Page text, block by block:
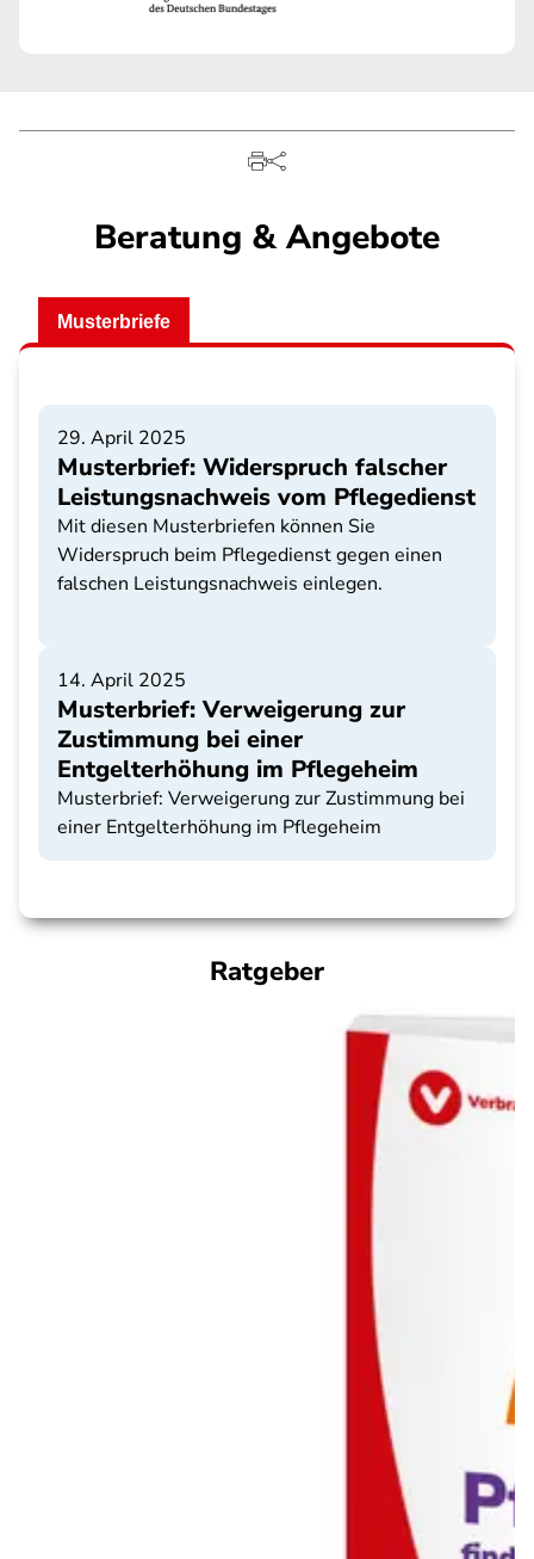
Beratung & Angebote
Musterbriefe
29. April 2025
Musterbrief: Widerspruch falscher
Leistungsnachweis vom Pflegedienst
Mit diesen Musterbriefen können Sie
Widerspruch beim Pflegedienst gegen einen
falschen Leistungsnachweis einlegen.
14. April 2025
Musterbrief: Verweigerung zur
Zustimmung bei einer
Entgelterhöhung im Pflegeheim
Musterbrief: Verweigerung zur Zustimmung bei
einer Entgelterhöhung im Pflegeheim
Ratgeber